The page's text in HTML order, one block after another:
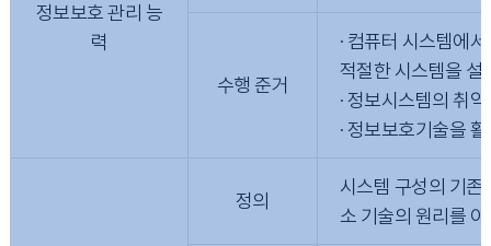
정보보호 관리 능
력
수행 준거
· 컴퓨터 시스템에
적절한 시스템을 설
· 정보시스템의 취
· 정보보호기술을
정의
시스템 구성의 기
소 기술의 원리를